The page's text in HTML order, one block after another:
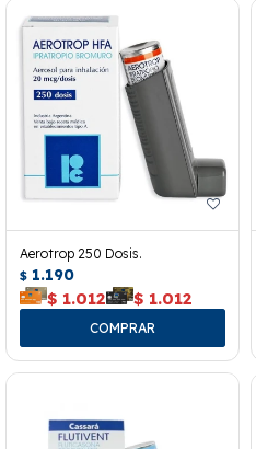
Aerotrop 250 Dosis.
$ 1.190
$ 1.012 $ 1.012